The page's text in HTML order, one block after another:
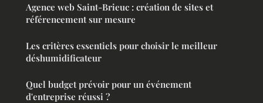
Agence web Saint-Brieuc : création de sites et
référencement sur mesure
Les critères essentiels pour choisir le meilleur
déshumidificateur
Quel budget prévoir pour un événement
d'entreprise réussi ?